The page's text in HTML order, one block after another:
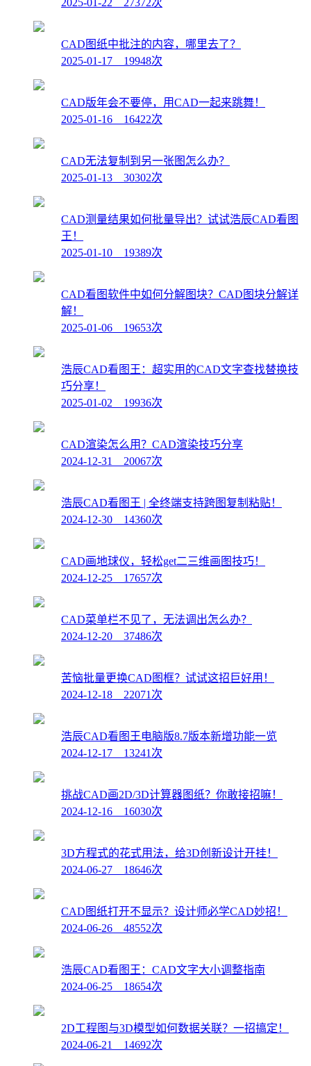
CAD图纸中批注的内容，哪里去了？
2025-01-17 19948次
CAD版年会不要停，用CAD一起来跳舞！
2025-01-16 16422次
CAD无法复制到另一张图怎么办？
2025-01-13 30302次
CAD测量结果如何批量导出？试试浩辰CAD看图
王！
2025-01-10 19389次
CAD看图软件中如何分解图块？CAD图块分解详
解！
2025-01-06 19653次
浩辰CAD看图王：超实用的CAD文字查找替换技
巧分享！
2025-01-02 19936次
CAD渲染怎么用？CAD渲染技巧分享
2024-12-31 20067次
浩辰CAD看图王 | 全终端支持跨图复制粘贴！
2024-12-30 14360次
CAD画地球仪，轻松get二三维画图技巧！
2024-12-25 17657次
CAD菜单栏不见了，无法调出怎么办？
2024-12-20 37486次
苦恼批量更换CAD图框？试试这招巨好用！
2024-12-18 22071次
浩辰CAD看图王电脑版8.7版本新增功能一览
2024-12-17 13241次
挑战CAD画2D/3D计算器图纸？你敢接招嘛！
2024-12-16 16030次
3D方程式的花式用法，给3D创新设计开挂！
2024-06-27 18646次
CAD图纸打开不显示？设计师必学CAD妙招！
2024-06-26 48552次
浩辰CAD看图王：CAD文字大小调整指南
2024-06-25 18654次
2D工程图与3D模型如何数据关联？一招搞定！
2024-06-21 14692次